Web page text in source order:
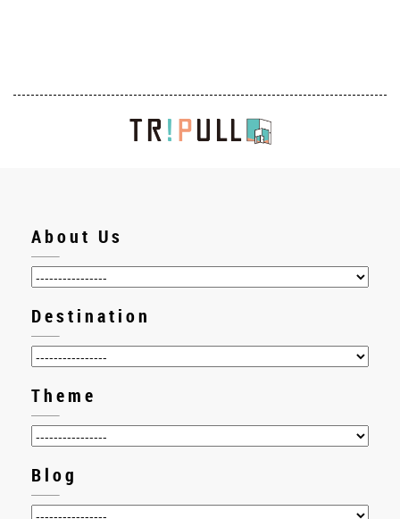
About Us
Destination
Theme
Blog